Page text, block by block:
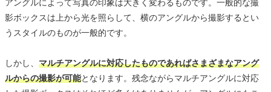
アングルによって写真の印象は大きく変わるものです。一般的な撮
影ボックスは上から光を照らして、横のアングルから撮影するとい
うスタイルのものが一般的です。
しかし、 マルチアングルに対応したものであればさまざまなアング
ルからの撮影が可能となります。残念ながらマルチアングルに対応